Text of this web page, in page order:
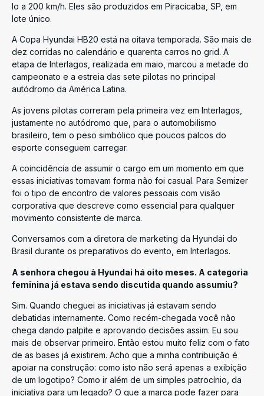
lo a 200 km/h. Eles são produzidos em Piracicaba, SP, em
lote único.
A Copa Hyundai HB20 está na oitava temporada. São mais de
dez corridas no calendário e quarenta carros no grid. A
etapa de Interlagos, realizada em maio, marcou a metade do
campeonato e a estreia das sete pilotas no principal
autódromo da América Latina.
As jovens pilotas correram pela primeira vez em Interlagos,
justamente no autódromo que, para o automobilismo
brasileiro, tem o peso simbólico que poucos palcos do
esporte conseguem carregar.
A coincidência de assumir o cargo em um momento em que
essas iniciativas tomavam forma não foi casual. Para Semizer
foi o tipo de encontro de valores pessoais com visão
corporativa que descreve como essencial para qualquer
movimento consistente de marca.
Conversamos com a diretora de marketing da Hyundai do
Brasil durante os preparativos do evento, em Interlagos.
A senhora chegou à Hyundai há oito meses. A categoria
feminina já estava sendo discutida quando assumiu?
Sim. Quando cheguei as iniciativas já estavam sendo
debatidas internamente. Como recém-chegada você não
chega dando palpite e aprovando decisões assim. Eu sou
mais de observar primeiro. Então estou muito feliz com o fato
de as bases já existirem. Acho que a minha contribuição é
apoiar na construção: como isto não será apenas a exibição
de um logotipo? Como ir além de um simples patrocínio, da
iniciativa para um legado? O que a marca pode fazer para